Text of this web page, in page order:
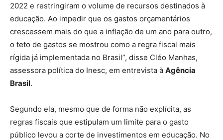
2022 e restringiram o volume de recursos destinados à
educação. Ao impedir que os gastos orçamentários
crescessem mais do que a inflação de um ano para outro,
o teto de gastos se mostrou como a regra fiscal mais
rígida já implementada no Brasil”, disse Cléo Manhas,
assessora política do Inesc, em entrevista à Agência
Brasil.
Segundo ela, mesmo que de forma não explícita, as
regras fiscais que estipulam um limite para o gasto
público levou a corte de investimentos em educação. No